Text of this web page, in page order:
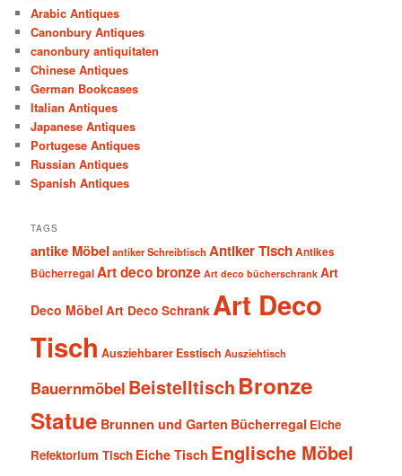
Arabic Antiques
Canonbury Antiques
canonbury antiquitaten
Chinese Antiques
German Bookcases
Italian Antiques
Japanese Antiques
Portugese Antiques
Russian Antiques
Spanish Antiques
TAGS
antike Möbel antiker Schreibtisch Antiker TischAntikes
BücherregalArt deco bronze Art deco bücherschrank Art
Deco Möbel Art Deco Schrank Art Deco
Tisch Ausziehbarer Esstisch Ausziehtisch
Bauernmöbel Beistelltisch Bronze
Statue Brunnen und Garten Bücherregal Eiche
Refektorium Tisch Eiche Tisch Englische Möbel